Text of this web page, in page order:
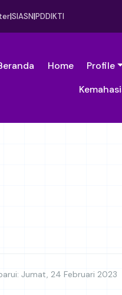
|SIASN|PDDIKTI
Home Profile
Jumat, 24 Februari 2023